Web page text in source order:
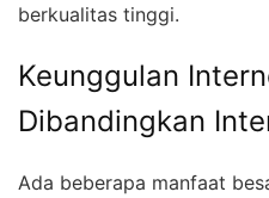
berkualitas tinggi.
Keunggulan
Dibandingkan
Ada beberapa manfaat